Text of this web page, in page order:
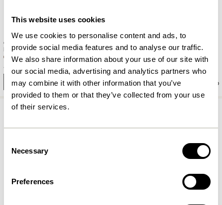
This website uses cookies
We use cookies to personalise content and ads, to
provide social media features and to analyse our traffic.
We also share information about your use of our site with
our social media, advertising and analytics partners who
may combine it with other information that you’ve
provided to them or that they’ve collected from your use
of their services.
Selection
Necessary
Preferences
Contrast Hängelampe
Brüniertes messing
849,00
In den warenkorb
messing
939,00
In den warenkorb